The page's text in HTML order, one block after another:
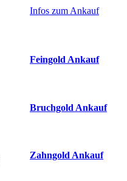
Infos zum Ankauf
Feingold Ankauf
Bruchgold Ankauf
Zahngold Ankauf